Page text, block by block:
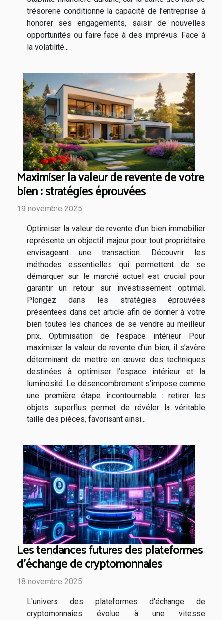
trésorerie conditionne la capacité de l’entreprise à
honorer ses engagements, saisir de nouvelles
opportunités ou faire face à des imprévus. Face à
la volatilité...
Maximiser la valeur de revente de votre
bien : stratégies éprouvées
19 novembre 2025
Optimiser la valeur de revente d’un bien immobilier
représente un objectif majeur pour tout propriétaire
envisageant une transaction. Découvrir les
méthodes essentielles qui permettent de se
démarquer sur le marché actuel est crucial pour
garantir un retour sur investissement optimal.
Plongez dans les stratégies éprouvées
présentées dans cet article afin de donner à votre
bien toutes les chances de se vendre au meilleur
prix. Optimisation de l’espace intérieur Pour
maximiser la valeur de revente d’un bien, il s’avère
déterminant de mettre en œuvre des techniques
destinées à optimiser l’espace intérieur et la
luminosité. Le désencombrement s’impose comme
une première étape incontournable : retirer les
objets superflus permet de révéler la véritable
taille des pièces, favorisant ainsi...
Les tendances futures des plateformes
d'échange de cryptomonnaies
18 novembre 2025
L'univers des plateformes d'échange de
cryptomonnaies évolue à une vitesse